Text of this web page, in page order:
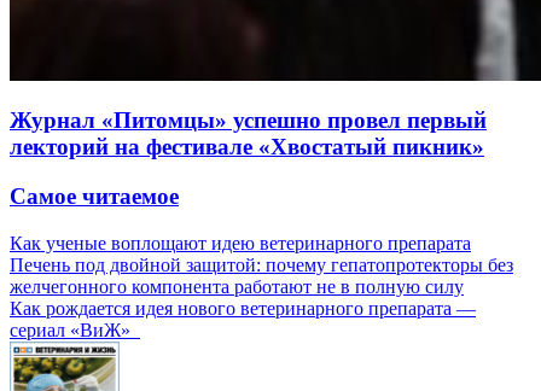
Журнал «Питомцы» успешно провел первый
лекторий на фестивале «Хвостатый пикник»
Самое читаемое
Как ученые воплощают идею ветеринарного препарата
Печень под двойной защитой: почему гепатопротекторы без
желчегонного компонента работают не в полную силу
Как рождается идея нового ветеринарного препарата —
сериал «ВиЖ»